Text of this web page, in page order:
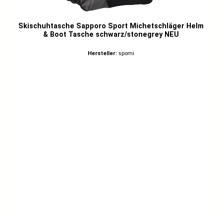
Skischuhtasche Sapporo Sport Michetschläger Helm
& Boot Tasche schwarz/stonegrey NEU
Hersteller: spomi